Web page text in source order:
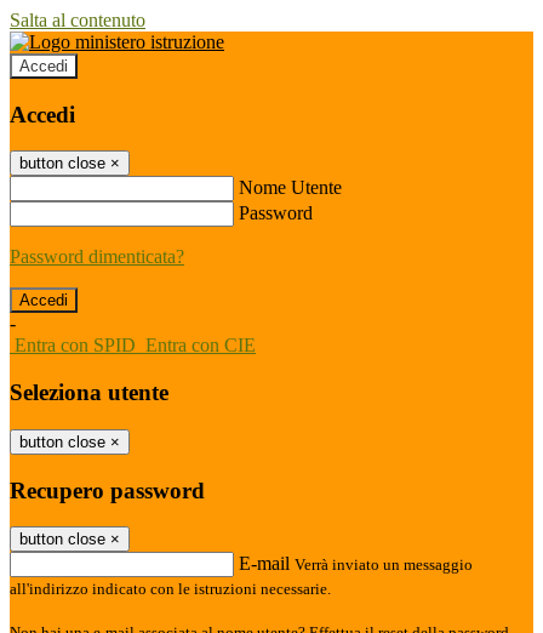
Salta al contenuto
Accedi
Accedi
button close ×
Nome Utente
Password
Password dimenticata?
-
Entra con SPID Entra con CIE
Seleziona utente
button close ×
Recupero password
button close ×
E-mail Verrà inviato un messaggio
all'indirizzo indicato con le istruzioni necessarie.